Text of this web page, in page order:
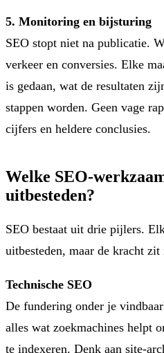
5. Monitoring en bijsturing
SEO stopt niet na publicatie.
verkeer en conversies. Elke
is gedaan, wat de resultaten
stappen worden. Geen vage
cijfers en heldere conclusies.
Welke SEO-
uitbesteden?
SEO bestaat uit drie pijlers.
uitbesteden, maar de kracht zit
Technische SEO
De fundering onder je
alles wat zoekmachines helpt
te indexeren. Denk aan site-